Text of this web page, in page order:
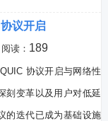
议开启
阅读： 189
协议开启与网络性
刻变革以及用户对低延
的迭代已成为基础设施